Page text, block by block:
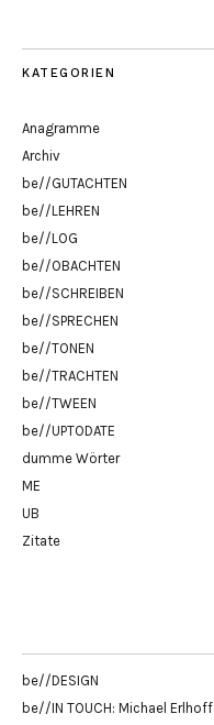
KATEGORIEN
Anagramme
Archiv
be//GUTACHTEN
be//LEHREN
be//LOG
be//OBACHTEN
be//SCHREIBEN
be//SPRECHEN
be//TONEN
be//TRACHTEN
be//TWEEN
be//UPTODATE
dumme Wörter
ME
UB
Zitate
be//DESIGN
be//IN TOUCH: Michael Erlhoff